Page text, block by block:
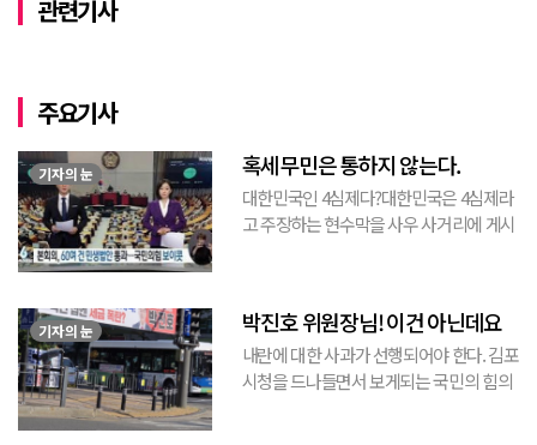
관련기사
주요기사
기자의 눈 혹세무민은 통하지 않는다.
대한민국인 4심제다?대한민국은 4심제라
고 주장하는 현수막을 사우 사거리에 게시
민(惑...
기자의 눈 박진호 위원장님! 이건 아닌데요
내란에 대한 사과가 선행되어야 한다. 김포
시청을 드나들면서 보게되는 국민의 힘의